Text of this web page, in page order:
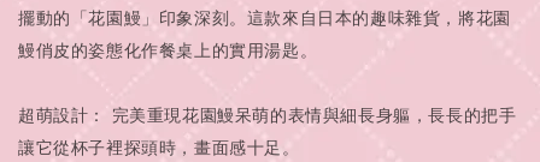
擺動的「花園鰻」印象深刻。這款來自日本的趣味雜貨，將花園
鰻俏皮的姿態化作餐桌上的實用湯匙。
超萌設計： 完美重現花園鰻呆萌的表情與細長身軀，長長的把手
讓它從杯子裡探頭時，畫面感十足。